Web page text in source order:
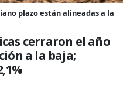
plazo están alineadas a la
cerraron el año
a la baja;